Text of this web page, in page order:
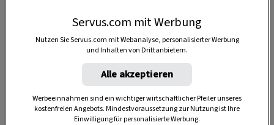
SPEICHERN DRUCKEN
Servus.com mit Werbung
Nutzen Sie Servus.com mit Webanalyse, personalisierter Werbung
und Inhalten von Drittanbietern.
Alle akzeptieren
Werbeeinnahmen sind ein wichtiger wirtschaftlicher Pfeiler unseres
kostenfreien Angebots. Mindestvoraussetzung zur Nutzung ist Ihre
Einwilligung für personalisierte Werbung.